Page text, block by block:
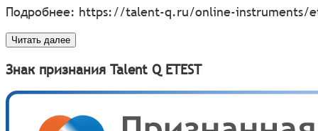
Подробнее: https://talent-q.ru/online-instruments/
Читать далее
Знак признания Talent Q ETEST